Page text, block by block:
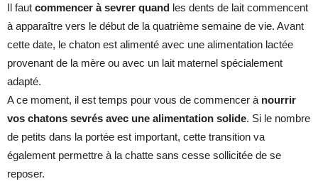
Il faut commencer à sevrer quand les dents de lait commencent
à apparaître vers le début de la quatrième semaine de vie. Avant
cette date, le chaton est alimenté avec une alimentation lactée
provenant de la mère ou avec un lait maternel spécialement
adapté.
A ce moment, il est temps pour vous de commencer à nourrir
vos chatons sevrés avec une alimentation solide. Si le nombre
de petits dans la portée est important, cette transition va
également permettre à la chatte sans cesse sollicitée de se
reposer.